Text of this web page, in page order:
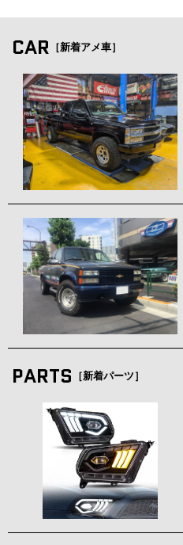
CAR ［新着アメ車］
PARTS ［新着パーツ］